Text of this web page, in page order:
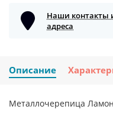
Наши контакты
адреса
Описание
Металлочерепица